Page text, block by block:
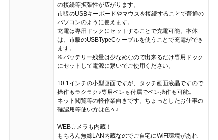
の接続等拡張性が広がります。
市販のUSBキーボードやマウスを接続することで普通の
パソコンのように使えます。
充電は専用ドックにセットすることで充電可能。本体
は、市販のUSBTypeCケーブルを使うことで充電ができ
ます。
※バッテリー残量は少なめなので出来るだけ専用ドック
にセットして電源に繋いでご使用ください。
10.1インチの小型画面ですが、タッチ画面液晶ですので
操作もラクラク♪専用ペンも付属でペン操作も可能。
ネット閲覧等の軽作業向きです。ちょっとしたお仕事の
確認用等使い方は色々♪
WEBカメラも内蔵！
もちろん無線LAN内蔵なのでご自宅にWiFi環境があれ